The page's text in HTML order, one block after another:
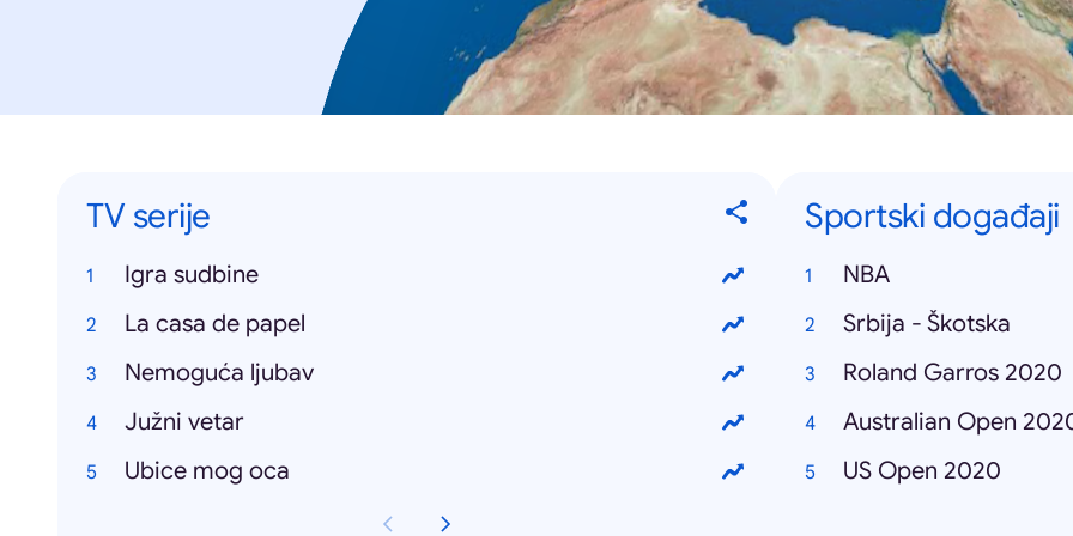
TV serije
Igra sudbine
La casa de papel
Nemoguća ljubav
Južni vetar
Ubice mog oca
Sportski događaji
NBA
Srbija - Škotska
Roland Garros 2020
Australian Open
US Open 2020